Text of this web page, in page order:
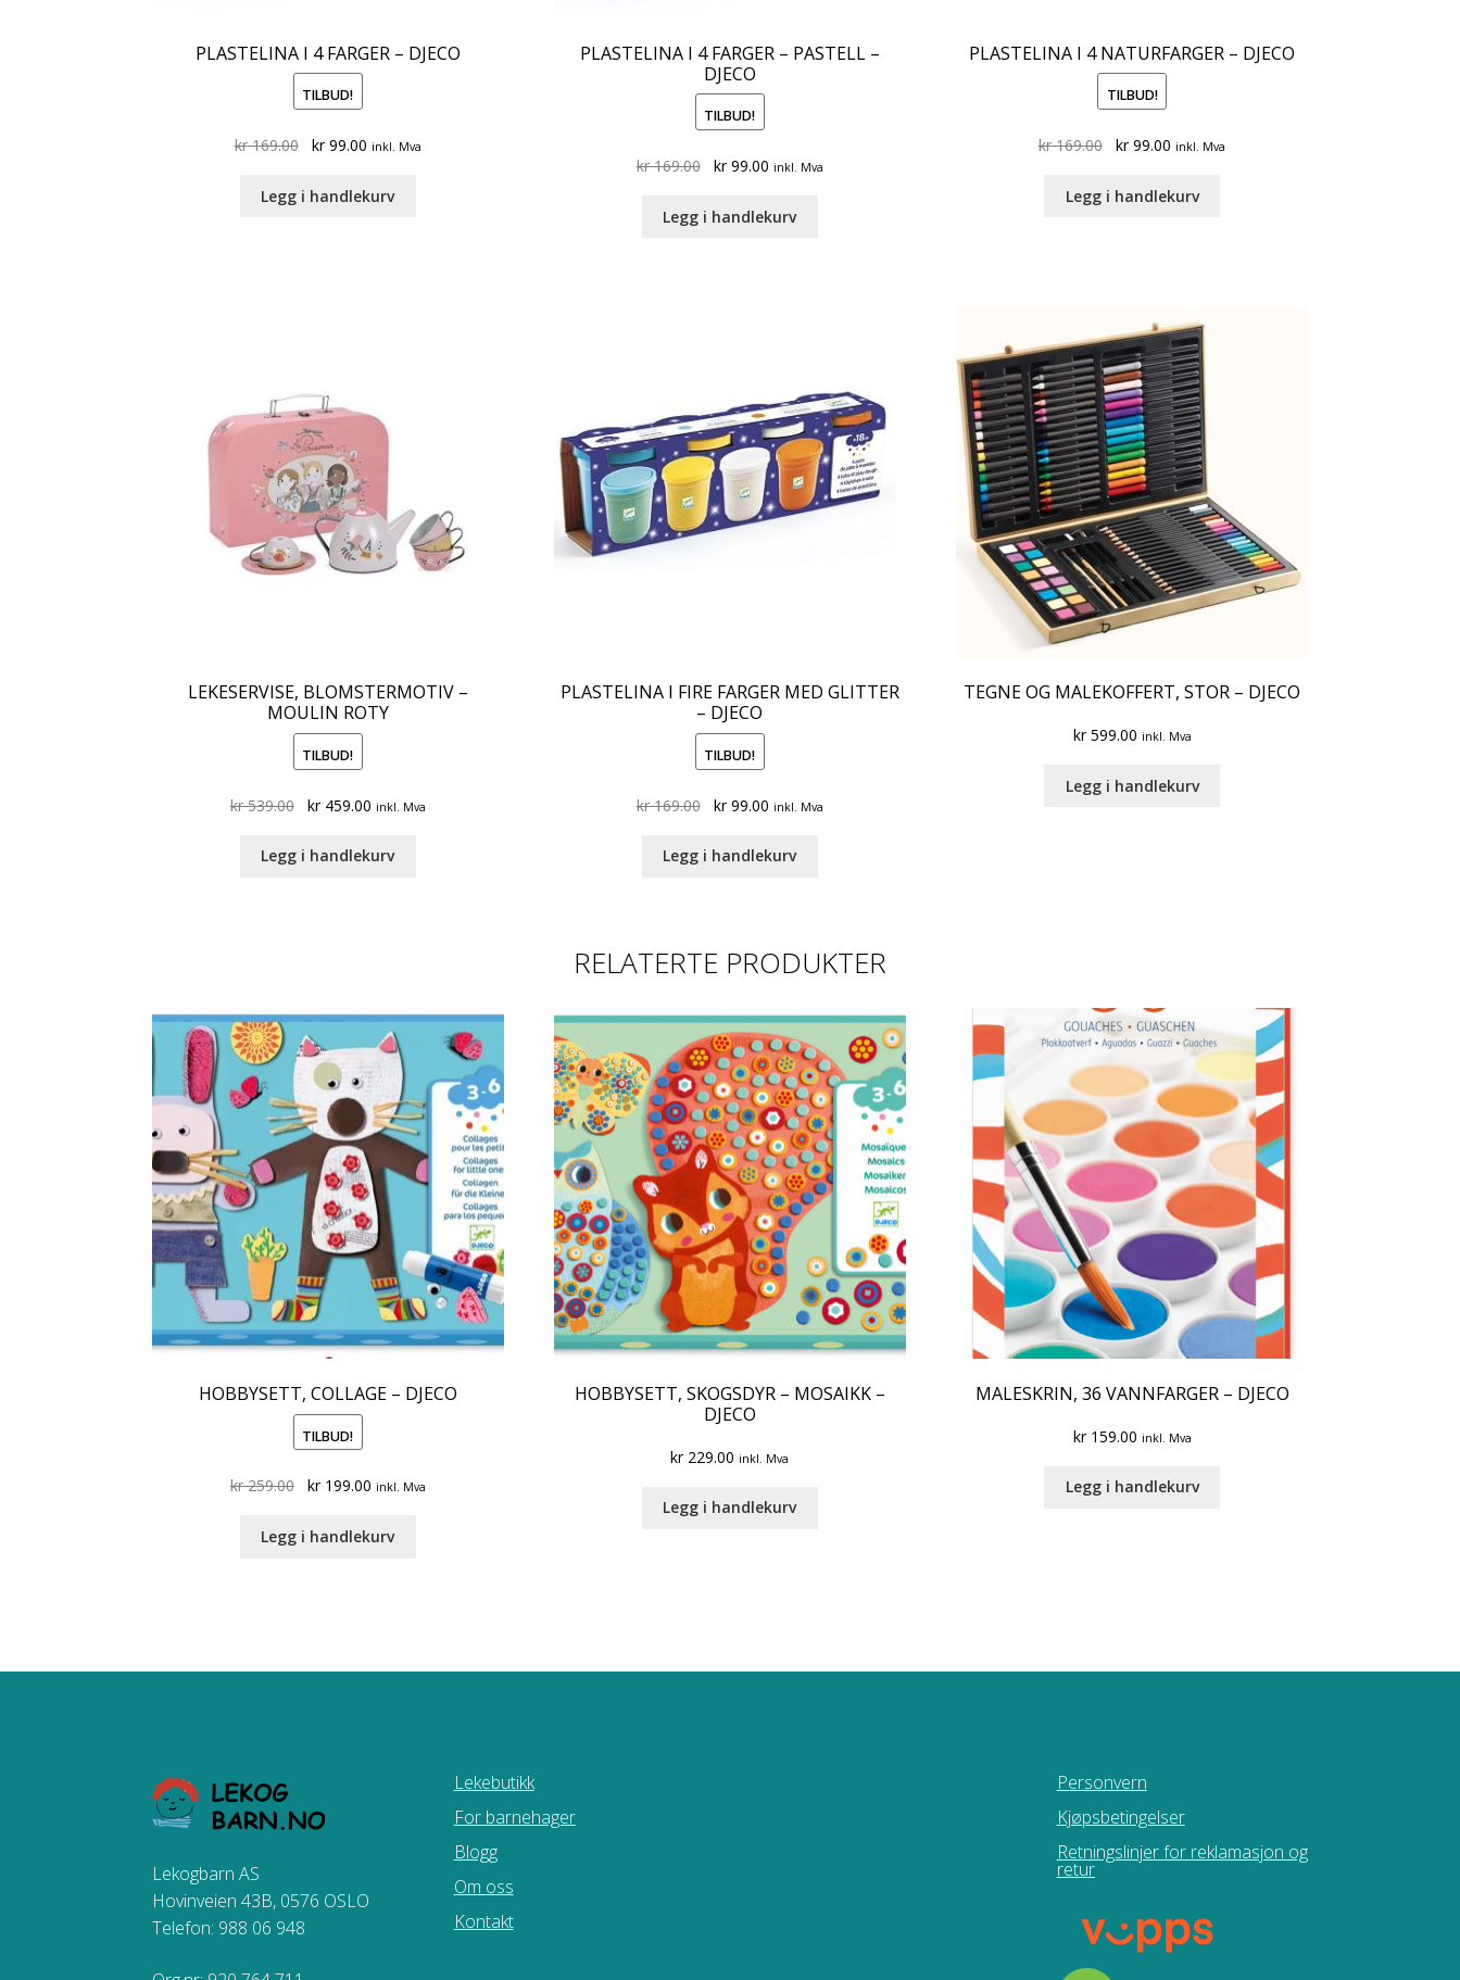
PLASTELINA I 4 FARGER – DJECO
TILBUD!
kr169.00
Original
was:
kr99.00 Current
is:
inkl. Mva
Legg i handlekurv
PLASTELINA I 4 FARGER – PASTELL –
DJECO
TILBUD!
kr169.00
Original
was:
kr99.00 Current
is:
inkl. Mva
Legg i handlekurv
PLASTELINA I 4 NATURFARGER – DJECO
TILBUD!
kr169.00
Original
was:
kr99.00 Current
is:
inkl. Mva
Legg i handlekurv
LEKESERVISE, BLOMSTERMOTIV –
MOULIN ROTY
TILBUD!
kr539.00
Original
was:
kr459.00 Current
is:
inkl. Mva
Legg i handlekurv
PLASTELINA I FIRE FARGER MED GLITTER
– DJECO
TILBUD!
kr169.00
Original
was:
kr99.00 Current
is:
inkl. Mva
Legg i handlekurv
TEGNE OG MALEKOFFERT, STOR – DJECO
kr599.00 inkl. Mva
Legg i handlekurv
RELATERTE PRODUKTER
HOBBYSETT, COLLAGE – DJECO
TILBUD!
kr259.00
Original
was:
kr199.00 Current
is:
inkl. Mva
Legg i handlekurv
HOBBYSETT, SKOGSDYR – MOSAIKK –
DJECO
kr229.00 inkl. Mva
Legg i handlekurv
MALESKRIN, 36 VANNFARGER – DJECO
kr159.00 inkl. Mva
Legg i handlekurv
Lekogbarn AS
Hovinveien 43B, 0576 OSLO
Telefon: 988 06 948
Lekebutikk
For barnehager
Blogg
Om oss
Kontakt
Personvern
Kjøpsbetingelser
Retningslinjer for reklamasjon og
retur